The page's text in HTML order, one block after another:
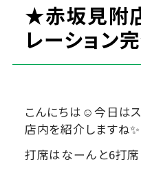
★赤坂見附
レーション
こんにちは☺今日は
店内を紹介しますね✨
打席はなーんと6打